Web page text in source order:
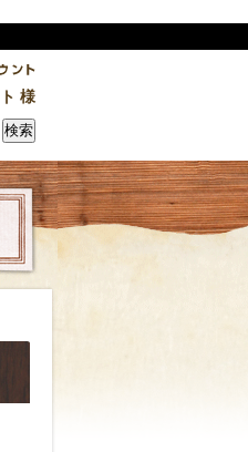
様
検索